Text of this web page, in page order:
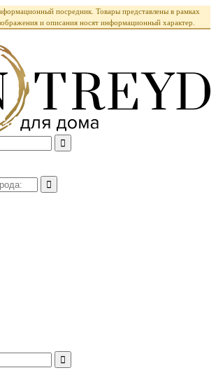
посредник. Товары представлены в рамках
и описания носят информационный характер.